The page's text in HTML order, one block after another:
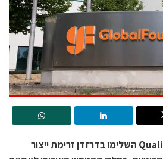
GlobalFoundries ו־Qualinx השלימו בדרזדן זרימת ייצור